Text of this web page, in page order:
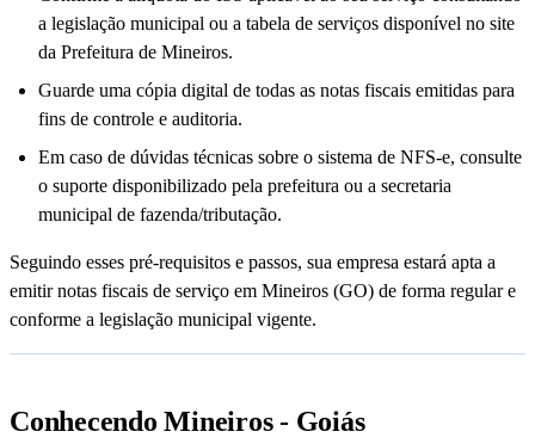
a legislação municipal ou a tabela de serviços disponível no site
da Prefeitura de Mineiros.
Guarde uma cópia digital de todas as notas fiscais emitidas para
fins de controle e auditoria.
Em caso de dúvidas técnicas sobre o sistema de NFS-e, consulte
o suporte disponibilizado pela prefeitura ou a secretaria
municipal de fazenda/tributação.
Seguindo esses pré-requisitos e passos, sua empresa estará apta a
emitir notas fiscais de serviço em Mineiros (GO) de forma regular e
conforme a legislação municipal vigente.
Conhecendo Mineiros - Goiás